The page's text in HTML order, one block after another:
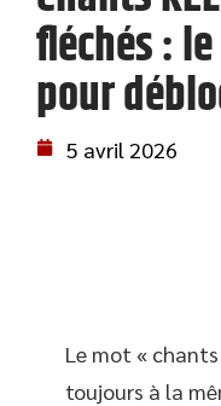
fléchés :
pour
5 avril 2026
Le mot «
toujours à la